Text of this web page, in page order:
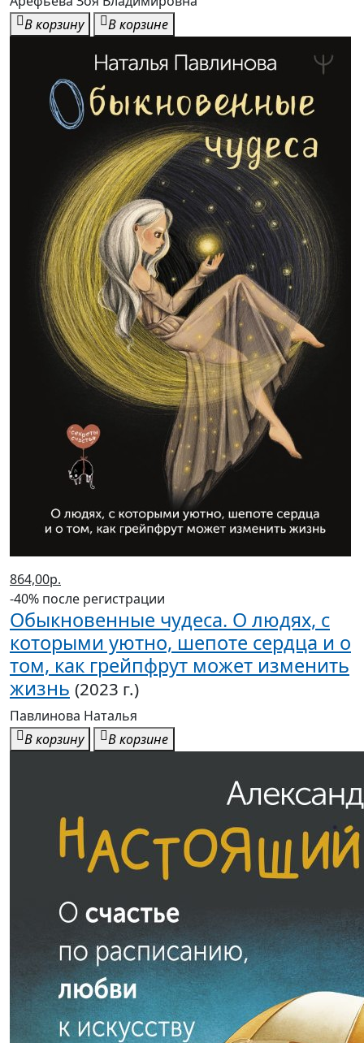
864,00р.
-40% после регистрации
Обыкновенные чудеса. О людях, с
которыми уютно, шепоте сердца и о
том, как грейпфрут может изменить
жизнь (2023 г.)
Павлинова Наталья
В корзину
В корзине